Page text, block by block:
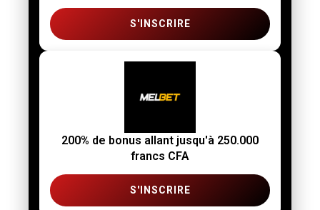
S'INSCRIRE
200% de bonus allant jusqu'à 250.000
francs CFA
S'INSCRIRE